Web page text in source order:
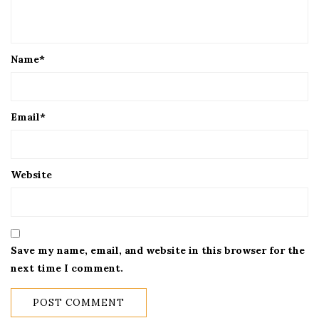
Name*
Email*
Website
Save my name, email, and website in this browser for the
next time I comment.